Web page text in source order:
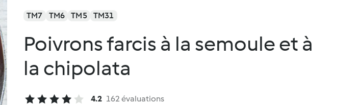
TM7 TM6 TM5 TM31
Poivrons farcis à la semoule et à
la chipolata
4.2 162 évaluations